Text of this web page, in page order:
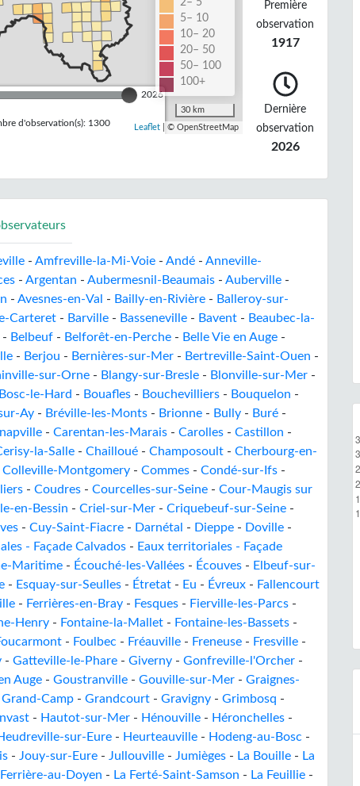
2026
d'observation(s): 1300
2– 5
5– 10
10– 20
20– 50
50– 100
100+
30 km
Leaflet| © OpenStreetMap
Première
observation
1917
Dernière
observation
2026
- Amfreville-la-Mi-Voie - Andé - Anneville-
- Argentan - Aubermesnil-Beaumais - Auberville -
- Avesnes-en-Val - Bailly-en-Rivière - Balleroy-sur-
Carteret - Barville - Basseneville - Bavent - Beaubec-la-
- Belbeuf - Belforêt-en-Perche - Belle Vie en Auge -
- Berjou - Bernières-sur-Mer - Bertreville-Saint-Ouen -
sur-Orne - Blangy-sur-Bresle - Blonville-sur-Mer -
Bosc-le-Hard - Bouafles - Bouchevilliers - Bouquelon -
Ay - Bréville-les-Monts - Brionne - Bully - Buré -
- Carentan-les-Marais - Carolles - Castillon -
la-Salle - Chailloué - Champosoult - Cherbourg-en-
Colleville-Montgomery - Commes - Condé-sur-Ifs -
- Coudres - Courcelles-sur-Seine - Cour-Maugis sur
en-Bessin - Criel-sur-Mer - Criquebeuf-sur-Seine -
- Cuy-Saint-Fiacre - Darnétal - Dieppe - Doville -
- Façade Calvados - Eaux territoriales - Façade
Maritime - Écouché-les-Vallées - Écouves - Elbeuf-sur-
- Esquay-sur-Seulles - Étretat - Eu - Évreux - Fallencourt
- Ferrières-en-Bray - Fesques - Fierville-les-Parcs -
Henry - Fontaine-la-Mallet - Fontaine-les-Bassets -
- Foulbec - Fréauville - Freneuse - Fresville -
- Gatteville-le-Phare - Giverny - Gonfreville-l'Orcher -
Auge - Goustranville - Gouville-sur-Mer - Graignes-
Grand-Camp - Grandcourt - Gravigny - Grimbosq -
- Hautot-sur-Mer - Hénouville - Héronchelles -
sur-Eure - Heurteauville - Hodeng-au-Bosc -
- Jouy-sur-Eure - Jullouville - Jumièges - La Bouille - La
Ferrière-au-Doyen - La Ferté-Saint-Samson - La Feuillie -